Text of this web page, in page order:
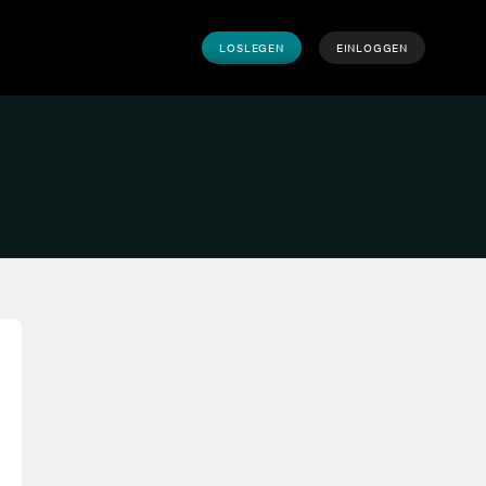
LOSLEGEN EINLOGGEN